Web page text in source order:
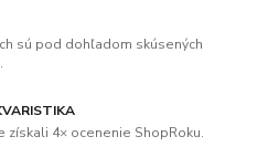
sú pod dohľadom skúsených
získali 4× ocenenie ShopRoku.